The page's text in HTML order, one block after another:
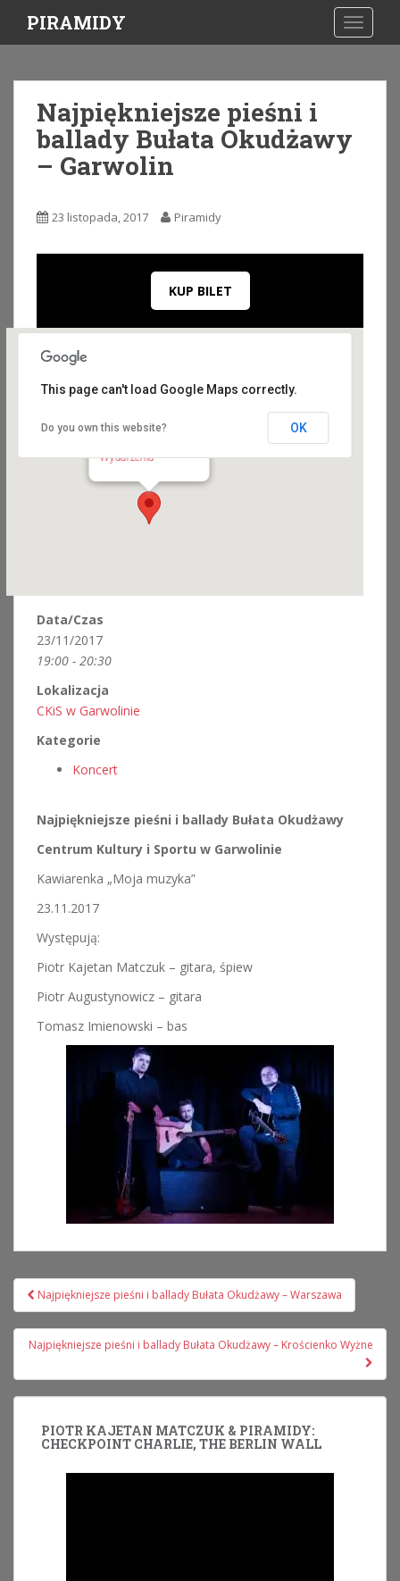
i
PIRAMIDY
Najpiękniejsze pieśni i
ballady Bułata Okudżawy
– Garwolin
23 listopada, 2017 Piramidy
KUP BILET
CKiS w Garwolinie
Wydarzenia
This page can't load Google Maps correctly.
Do you own this website? OK
Data/Czas
23/11/2017
19:00 - 20:30
Lokalizacja
CKiS w Garwolinie
Kategorie
Koncert
Najpiękniejsze pieśni i ballady Bułata Okudżawy
Centrum Kultury i Sportu w Garwolinie
Kawiarenka „Moja muzyka”
23.11.2017
Występują:
Piotr Kajetan Matczuk – gitara, śpiew
Piotr Augustynowicz – gitara
Tomasz Imienowski – bas
Nawigacja
wpisu
Najpiękniejsze pieśni i ballady Bułata Okudżawy – Warszawa
Najpiękniejsze pieśni i ballady Bułata Okudżawy – Krościenko Wyżne
PIOTR KAJETAN MATCZUK & PIRAMIDY:
CHECKPOINT CHARLIE, THE BERLIN WALL